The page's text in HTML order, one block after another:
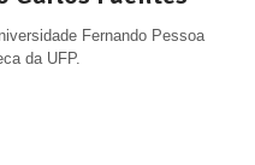
Fernando Pessoa
da UFP.